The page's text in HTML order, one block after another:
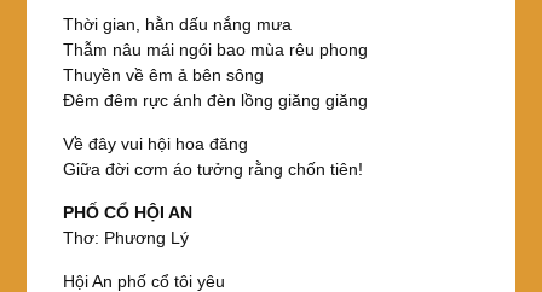
Thời gian, hằn dấu nắng mưa
Thẫm nâu mái ngói bao mùa rêu phong
Thuyền về êm ả bên sông
Đêm đêm rực ánh đèn lồng giăng giăng
Về đây vui hội hoa đăng
Giữa đời cơm áo tưởng rằng chốn tiên!
PHỐ CỔ HỘI AN
Thơ: Phương Lý
Hội An phố cổ tôi yêu